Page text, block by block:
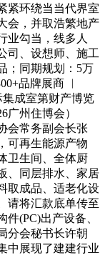
紧环绕当当代界室
会，并取浩繁地产
业勾当，线多人
司、设想师、施工
；同期规划：5万
品牌展商 ︱
集成室第财产博览
广州住博会）
会常务副会长张
可再生能源产物
卫生间、全体厨
、同层排水、家居
取成品、适老化设
请将汇款底单传至
(PC)出产设备、
分会秘书长许朝
中展现了建建行业